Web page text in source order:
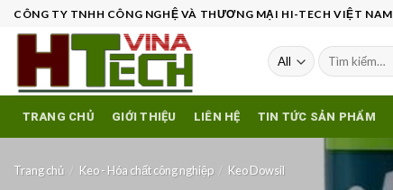
Skip
content
CÔNG TY TNHH CÔNG NGHỆ VÀ THƯƠNG MẠI HI-TECH VIỆT NAM
Tìm
kiếm:
TRANG CHỦ GIỚI THIỆU LIÊN HỆ TIN TỨC SẢN PHẨM
Trang chủ / Keo - Hóa chất công nghiệp / Keo Dowsil